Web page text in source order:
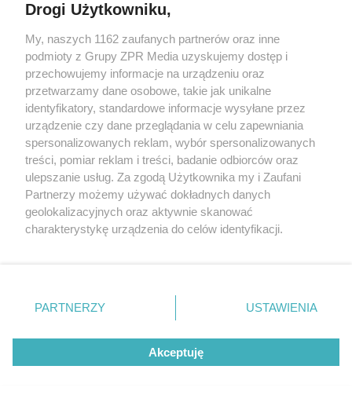
DOMOWE TRIKI
Zwilż kartkę i połóż na
parapecie. Żadna mucha nie
wleci do twojego domu
Drogi Użytkowniku,
My, naszych 1162 zaufanych partnerów oraz inne
podmioty z Grupy ZPR Media uzyskujemy dostęp i
przechowujemy informacje na urządzeniu oraz
przetwarzamy dane osobowe, takie jak unikalne
identyfikatory, standardowe informacje wysyłane przez
urządzenie czy dane przeglądania w celu zapewniania
spersonalizowanych reklam, wybór spersonalizowanych
treści, pomiar reklam i treści, badanie odbiorców oraz
ulepszanie usług. Za zgodą Użytkownika my i Zaufani
Partnerzy możemy używać dokładnych danych
geolokalizacyjnych oraz aktywnie skanować
charakterystykę urządzenia do celów identyfikacji.
zmienić/wycofać klikając przycisk ustawień prywatności
znajdujący się w lewym dolnym rogu strony
rodzaje przetwarzania danych nie wymagają zgody
użytkownika, ale masz prawo sprzeciwić się takiemu
przetwarzaniu. Preferencje będą miały zastosowanie tylko
PARTNERZY USTAWIENIA
Akceptuję